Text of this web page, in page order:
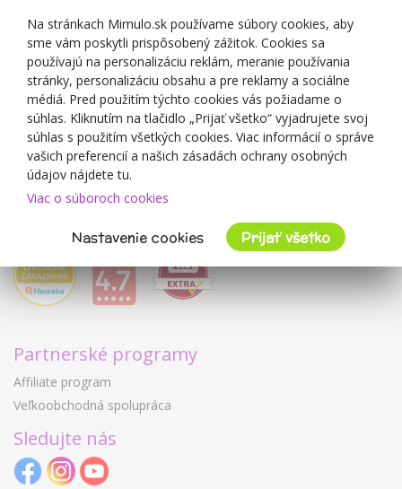
Zľavové kupóny
Blog
O predajcovi
Mimulo.sk
Obchodné podmienky
Ochrana osobných údajov GDPR
Kontakty
Spolupracujeme
Partnerské programy
Affiliate program
Veľkoobchodná spolupráca
Sledujte nás
Na stránkach Mimulo.sk používame súbory cookies, aby
sme vám poskytli prispôsobený zážitok. Cookies sa
používajú na personalizáciu reklám, meranie používania
stránky, personalizáciu obsahu a pre reklamy a sociálne
médiá. Pred použitím týchto cookies vás požiadame o
súhlas. Kliknutím na tlačidlo „Prijať všetko“ vyjadrujete svoj
súhlas s použitím všetkých cookies. Viac informácií o správe
vašich preferencií a našich zásadách ochrany osobných
údajov nájdete tu.
Viac o súboroch cookies
Nastavenie cookies Prijať všetko